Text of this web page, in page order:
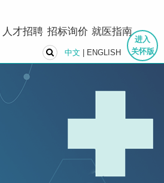
人才招聘 招标询价 就医指南
进入
关怀版
中文 ENGLISH